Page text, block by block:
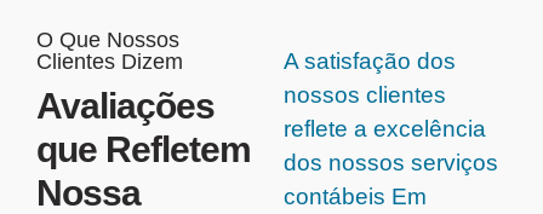
O Que Nossos
Clientes Dizem
Avaliações
que Refletem
Nossa
A satisfação dos
nossos clientes
reflete a excelência
dos nossos serviços
contábeis Em